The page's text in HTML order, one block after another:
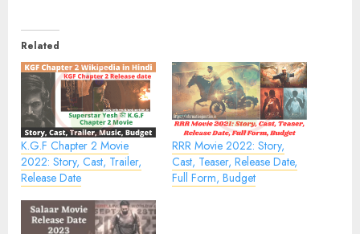
Related
K.G.F Chapter 2 Movie
2022: Story, Cast, Trailer,
Release Date
RRR Movie 2022: Story,
Cast, Teaser, Release Date,
Full Form, Budget